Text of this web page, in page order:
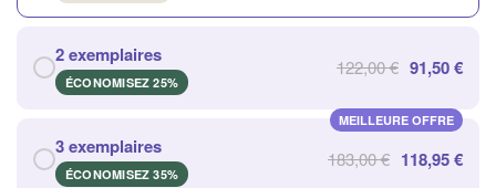
2 exemplaires
ÉCONOMISEZ 25%
122,00 € 91,50 €
MEILLEURE OFFRE
3 exemplaires
ÉCONOMISEZ 35%
183,00 € 118,95 €